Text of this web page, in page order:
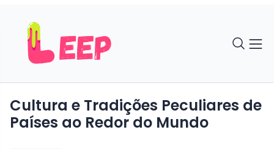
Cultura e Tradições Peculiares de
Países ao Redor do Mundo